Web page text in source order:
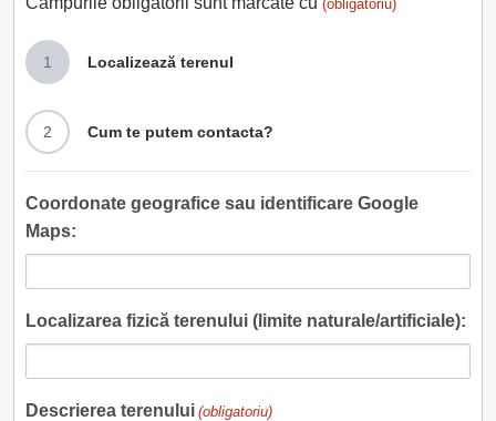
(obligatoriu)
1 Localizează terenul
2 Cum te putem contacta?
Coordonate geografice sau identificare Google
Maps:
Localizarea fizică terenului (limite naturale/artificiale):
Descrierea terenului (obligatoriu)